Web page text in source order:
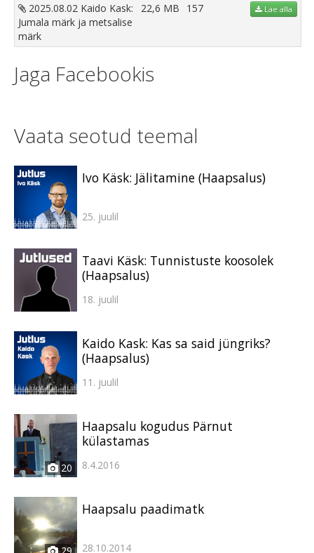
2025.08.02 Kaido Kask:
Jumala märk ja metsalise
märk
22,6 MB 157 Lae alla
Jaga Facebookis
Vaata seotud teemal
Ivo Käsk: Jälitamine (Haapsalus)
25. juulil
Taavi Käsk: Tunnistuste koosolek
(Haapsalus)
18. juulil
Kaido Kask: Kas sa said jüngriks?
(Haapsalus)
11. juulil
20
Haapsalu kogudus Pärnut
külastamas
8.4.2016
Haapsalu paadimatk
28.10.2014